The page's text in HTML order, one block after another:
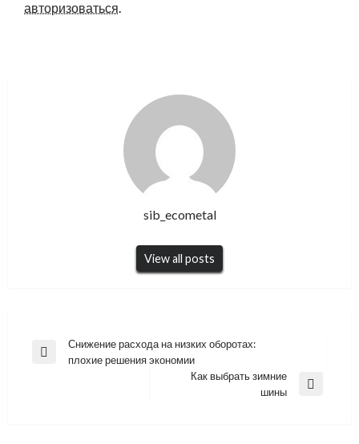
авторизоваться
sib_ecometal
View all posts
Навигация
Previous
Снижение расхода на низких оборотах:
плохие решения экономии
Как выбрать зимние
шины